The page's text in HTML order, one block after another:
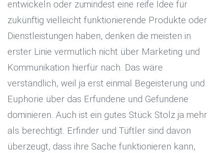
entwickeln oder zumindest eine reife Idee für
zukünftig vielleicht funktionierende Produkte oder
Dienstleistungen haben, denken die meisten in
erster Linie vermutlich nicht über Marketing und
Kommunikation hierfür nach. Das wäre
verständlich, weil ja erst einmal Begeisterung und
Euphorie über das Erfundene und Gefundene
dominieren. Auch ist ein gutes Stück Stolz ja mehr
als berechtigt. Erfinder und Tüftler sind davon
überzeugt, dass ihre Sache funktionieren kann,